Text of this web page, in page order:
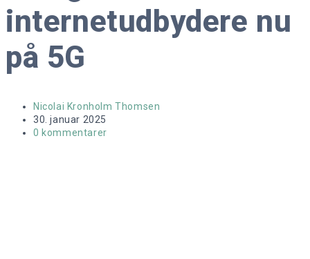
internetudbydere nu
på 5G
Post
author:
Nicolai Kronholm Thomsen
Post
published:
30. januar 2025
Post
0 kommentarer